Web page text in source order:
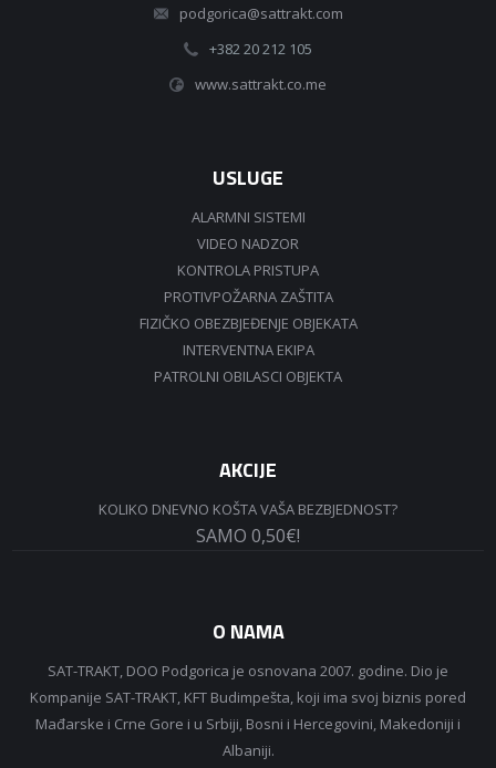
podgorica@sattrakt.com
+382 20 212 105
www.sattrakt.co.me
USLUGE
ALARMNI SISTEMI
VIDEO NADZOR
KONTROLA PRISTUPA
PROTIVPOŽARNA ZAŠTITA
FIZIČKO OBEZBJEĐENJE OBJEKATA
INTERVENTNA EKIPA
PATROLNI OBILASCI OBJEKTA
AKCIJE
KOLIKO DNEVNO KOŠTA VAŠA BEZBJEDNOST?
SAMO 0,50€!
O NAMA
SAT-TRAKT, DOO Podgorica je osnovana 2007. godine. Dio je
Kompanije SAT-TRAKT, KFT Budimpešta, koji ima svoj biznis pored
Mađarske i Crne Gore i u Srbiji, Bosni i Hercegovini, Makedoniji i
Albaniji.